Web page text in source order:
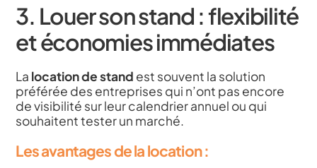
3. Louer son stand : flexibilité
et économies immédiates
La location de stand est souvent la solution
préférée des entreprises qui n’ont pas encore
de visibilité sur leur calendrier annuel ou qui
souhaitent tester un marché.
Les avantages de la location :